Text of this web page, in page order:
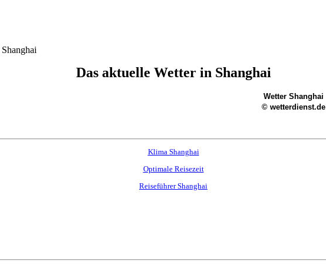
Shanghai
Das aktuelle Wetter in Shanghai
Wetter Shanghai
© wetterdienst.de
Klima Shanghai
Optimale Reisezeit
Reiseführer Shanghai